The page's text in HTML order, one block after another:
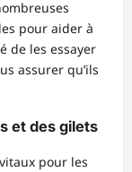
pour aider à
de les essayer
assurer qu’ils
et des gilets
pour les